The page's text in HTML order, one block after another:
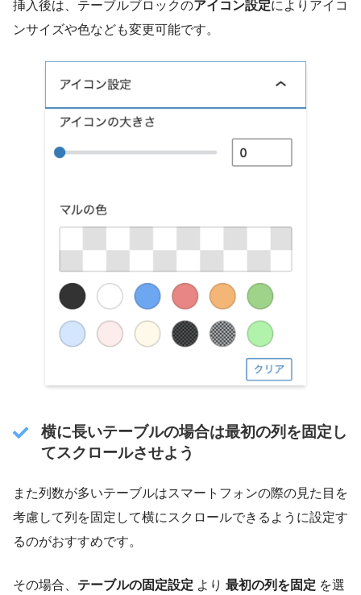
挿入後は、テーブルブロックのアイコン設定によりアイコ
ンサイズや色なども変更可能です。
横に長いテーブルの場合は最初の列を固定し
てスクロールさせよう
また列数が多いテーブルはスマートフォンの際の見た目を
考慮して列を固定して横にスクロールできるように設定す
るのがおすすめです。
その場合、 テーブルの固定設定 より 最初の列を固定 を選